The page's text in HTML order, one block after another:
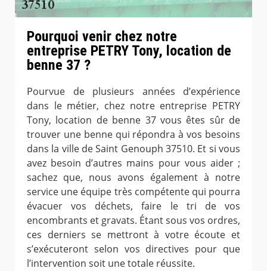
Pourquoi venir chez notre
entreprise PETRY Tony, location de
benne 37 ?
Pourvue de plusieurs années d’expérience
dans le métier, chez notre entreprise PETRY
Tony, location de benne 37 vous êtes sûr de
trouver une benne qui répondra à vos besoins
dans la ville de Saint Genouph 37510. Et si vous
avez besoin d’autres mains pour vous aider ;
sachez que, nous avons également à notre
service une équipe très compétente qui pourra
évacuer vos déchets, faire le tri de vos
encombrants et gravats. Étant sous vos ordres,
ces derniers se mettront à votre écoute et
s’exécuteront selon vos directives pour que
l’intervention soit une totale réussite.